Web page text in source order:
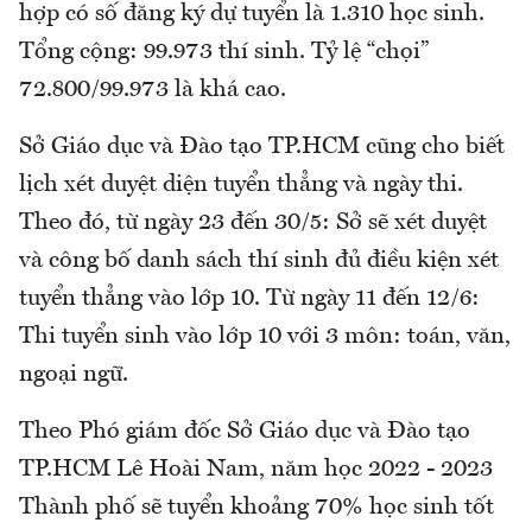
hợp có số đăng ký dự tuyển là 1.310 học sinh.
Tổng cộng: 99.973 thí sinh. Tỷ lệ “chọi”
72.800/99.973 là khá cao.
Sở Giáo dục và Đào tạo TP.HCM cũng cho biết
lịch xét duyệt diện tuyển thẳng và ngày thi.
Theo đó, từ ngày 23 đến 30/5: Sở sẽ xét duyệt
và công bố danh sách thí sinh đủ điều kiện xét
tuyển thẳng vào lớp 10. Từ ngày 11 đến 12/6:
Thi tuyển sinh vào lớp 10 với 3 môn: toán, văn,
ngoại ngữ.
Theo Phó giám đốc Sở Giáo dục và Đào tạo
TP.HCM Lê Hoài Nam, năm học 2022 - 2023
Thành phố sẽ tuyển khoảng 70% học sinh tốt